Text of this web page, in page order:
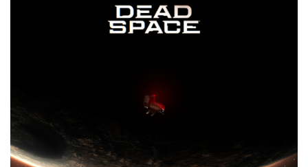
Enterprise Digital Transformation
特集